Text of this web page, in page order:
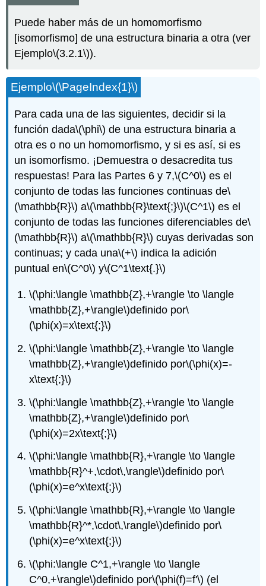
Puede haber más de un homomorfismo
[isomorfismo] de una estructura binaria a otra (ver
Ejemplo\(3.2.1\)).
Ejemplo\(\PageIndex{1}\)
Para cada una de las siguientes, decidir si la
función dada\(\phi\) de una estructura binaria a
otra es o no un homomorfismo, y si es así, si es
un isomorfismo. ¡Demuestra o desacredita tus
respuestas! Para las Partes 6 y 7,\(C^0\) es el
conjunto de todas las funciones continuas de\
(\mathbb{R}\) a\(\mathbb{R}\text{;}\)\(C^1\) es el
conjunto de todas las funciones diferenciables de\
(\mathbb{R}\) a\(\mathbb{R}\) cuyas derivadas son
continuas; y cada una\(+\) indica la adición
puntual en\(C^0\) y\(C^1\text{.}\)
\(\phi:\langle \mathbb{Z},+\rangle \to \langle
\mathbb{Z},+\rangle\)definido por\
(\phi(x)=x\text{;}\)
\(\phi:\langle \mathbb{Z},+\rangle \to \langle
\mathbb{Z},+\rangle\)definido por\(\phi(x)=-
x\text{;}\)
\(\phi:\langle \mathbb{Z},+\rangle \to \langle
\mathbb{Z},+\rangle\)definido por\
(\phi(x)=2x\text{;}\)
\(\phi:\langle \mathbb{R},+\rangle \to \langle
\mathbb{R}^+,\cdot\,\rangle\)definido por\
(\phi(x)=e^x\text{;}\)
\(\phi:\langle \mathbb{R},+\rangle \to \langle
\mathbb{R}^*,\cdot\,\rangle\)definido por\
(\phi(x)=e^x\text{;}\)
\(\phi:\langle C^1,+\rangle \to \langle
C^0,+\rangle\)definido por\(\phi(f)=f'\) (el